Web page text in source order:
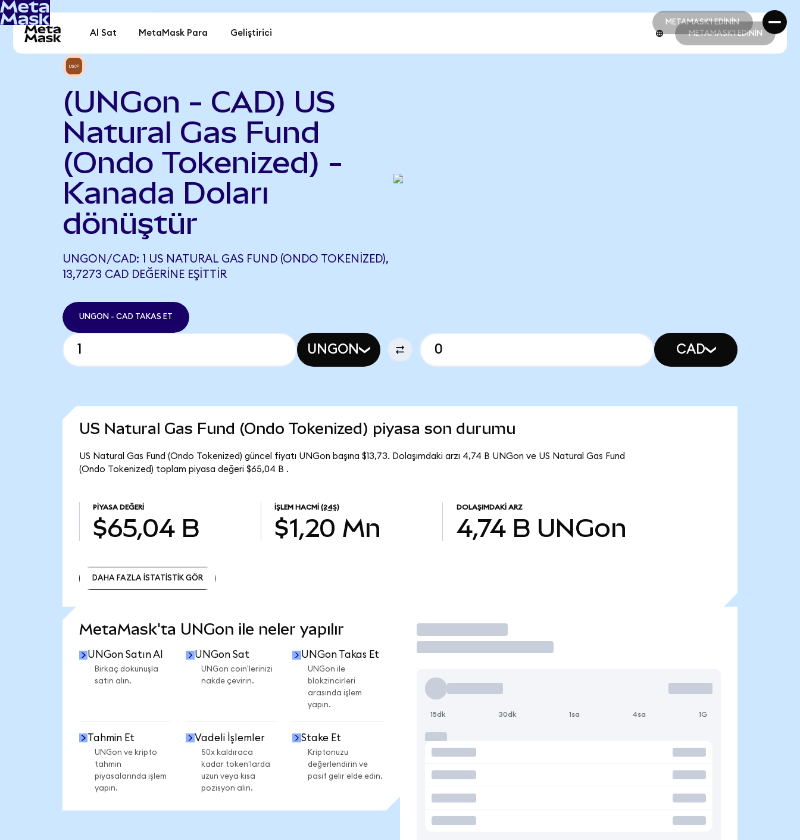
METAMASK'I EDİNİN
METAMASK'I EDİNİN
Al Sat MetaMask Para Geliştirici METAMASK'I EDİNİN
(UNGon - CAD) US
Natural Gas Fund
(Ondo Tokenized) -
Kanada Doları
dönüştür
UNGON/CAD: 1 US NATURAL GAS FUND (ONDO TOKENIZED),
13,7273 CAD DEĞERINE EŞITTIR
UNGON - CAD TAKAS ET
UNGON CAD
US Natural Gas Fund (Ondo Tokenized) piyasa son durumu
US Natural Gas Fund (Ondo Tokenized) güncel fiyatı UNGon başına $13,73. Dolaşımdaki arzı 4,74 B UNGon ve US Natural Gas Fund
(Ondo Tokenized) toplam piyasa değeri $65,04 B .
PIYASA DEĞERI
$65,04 B
İŞLEM HACMI (24S)
$1,20 Mn
DOLAŞIMDAKI ARZ
4,74 B UNGon
DAHA FAZLA İSTATİSTİK GÖR
MetaMask'ta UNGon ile neler yapılır
UNGon Satın Al
Birkaç dokunuşla
satın alın.
UNGon Sat
UNGon coin'lerinizi
nakde çevirin.
UNGon Takas Et
UNGon ile
blokzincirleri
arasında işlem
yapın.
Tahmin Et
UNGon ve kripto
tahmin
piyasalarında işlem
yapın.
Vadeli İşlemler
50x kaldıraca
kadar token'larda
uzun veya kısa
pozisyon alın.
Stake Et
Kriptonuzu
değerlendirin ve
pasif gelir elde edin.
İşlem Yap
15dk 30dk 1sa 4sa 1G